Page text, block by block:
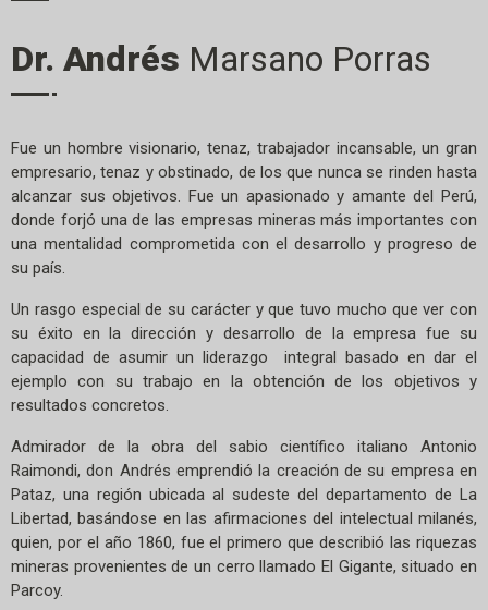
Dr. Andrés Marsano Porras
Fue un hombre visionario, tenaz, trabajador incansable, un gran
empresario, tenaz y obstinado, de los que nunca se rinden hasta
alcanzar sus objetivos. Fue un apasionado y amante del Perú,
donde forjó una de las empresas mineras más importantes con
una mentalidad comprometida con el desarrollo y progreso de
su país.
Un rasgo especial de su carácter y que tuvo mucho que ver con
su éxito en la dirección y desarrollo de la empresa fue su
capacidad de asumir un liderazgo integral basado en dar el
ejemplo con su trabajo en la obtención de los objetivos y
resultados concretos.
Admirador de la obra del sabio científico italiano Antonio
Raimondi, don Andrés emprendió la creación de su empresa en
Pataz, una región ubicada al sudeste del departamento de La
Libertad, basándose en las afirmaciones del intelectual milanés,
quien, por el año 1860, fue el primero que describió las riquezas
mineras provenientes de un cerro llamado El Gigante, situado en
Parcoy.